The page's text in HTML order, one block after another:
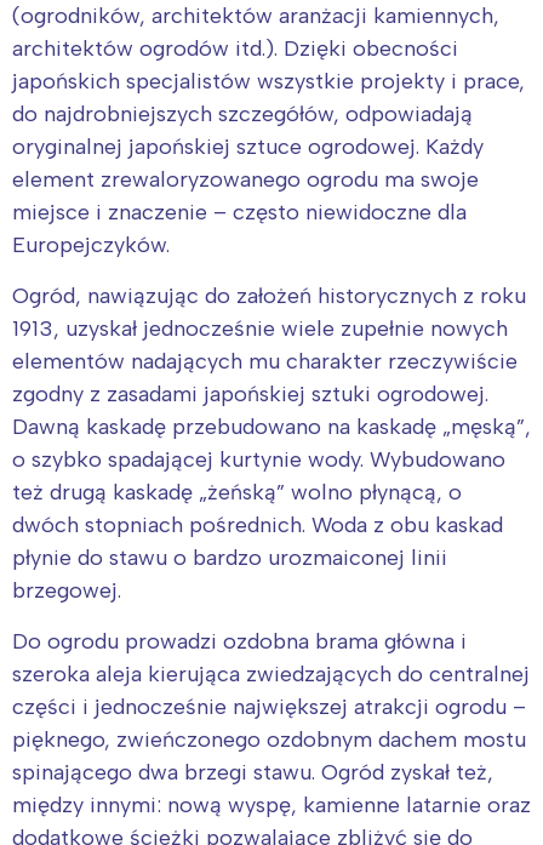
(ogrodników, architektów aranżacji kamiennych,
architektów ogrodów itd.). Dzięki obecności
japońskich specjalistów wszystkie projekty i prace,
do najdrobniejszych szczegółów, odpowiadają
oryginalnej japońskiej sztuce ogrodowej. Każdy
element zrewaloryzowanego ogrodu ma swoje
miejsce i znaczenie – często niewidoczne dla
Europejczyków.
Ogród, nawiązując do założeń historycznych z roku
1913, uzyskał jednocześnie wiele zupełnie nowych
elementów nadających mu charakter rzeczywiście
zgodny z zasadami japońskiej sztuki ogrodowej.
Dawną kaskadę przebudowano na kaskadę „męską”,
o szybko spadającej kurtynie wody. Wybudowano
też drugą kaskadę „żeńską” wolno płynącą, o
dwóch stopniach pośrednich. Woda z obu kaskad
płynie do stawu o bardzo urozmaiconej linii
brzegowej.
Do ogrodu prowadzi ozdobna brama główna i
szeroka aleja kierująca zwiedzających do centralnej
części i jednocześnie największej atrakcji ogrodu –
pięknego, zwieńczonego ozdobnym dachem mostu
spinającego dwa brzegi stawu. Ogród zyskał też,
między innymi: nową wyspę, kamienne latarnie oraz
dodatkowe ścieżki pozwalające zbliżyć się do